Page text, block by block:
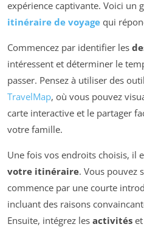
expérience captivante. Voici un
itinéraire de voyage qui
Commencez par identifier les
intéressent et déterminer le
passer. Pensez à utiliser des
TravelMap, où vous pouvez
carte interactive et le partager
votre famille.
Une fois vos endroits choisis, il
votre itinéraire. Vous pouvez
commence par une courte
incluant des raisons
Ensuite, intégrez les activités